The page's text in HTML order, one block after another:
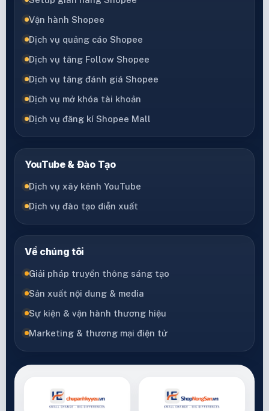
Vận hành Shopee
Dịch vụ quảng cáo Shopee
Dịch vụ tăng Follow Shopee
Dịch vụ tăng đánh giá Shopee
Dịch vụ mở khóa tài khoản
Dịch vụ đăng kí Shopee Mall
YouTube & Đào Tạo
Dịch vụ xây kênh YouTube
Dịch vụ đào tạo diễn xuất
Về chúng tôi
Giải pháp truyền thông sáng tạo
Sản xuất nội dung & media
Sự kiện & vận hành thương hiệu
Marketing & thương mại điện tử